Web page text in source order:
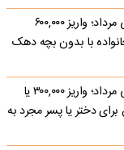
یارانه معیشتی مرداد؛ واریز ۶۰۰,۰۰۰
با بدون بچه دهک
یارانه معیشتی مرداد؛ واریز ۳۰۰,۰۰۰ یا
برای دختر یا پسر مجرد به